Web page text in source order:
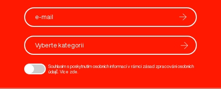
Vyberte kategorii
Souhlasím s poskytnutím osobních informací v rámci zásad zpracování osobních
údajů. Více zde